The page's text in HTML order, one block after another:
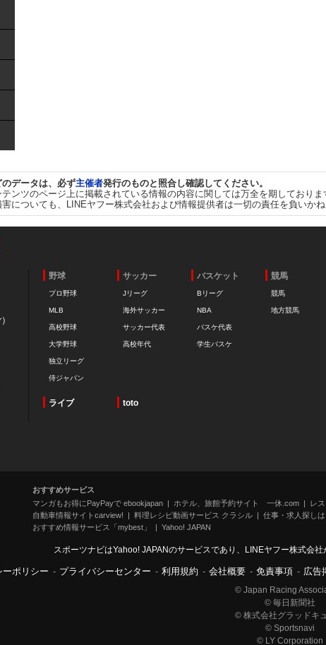
データは、必ず主催者発行のものと照合し確認してください。
ンツのページ上に掲載されている情報の内容に関しては万全を期しており
についても、LINEヤフー株式会社および情報提供者は一切の責任を負いかね
野球
プロ野球
MLB
高校野球
大学野球
独立リーグ
侍ジャパン
サッカー
Jリーグ
海外サッカー
サッカー代表
高校年代
バスケット
Bリーグ
NBA
バスケ代表
学生バスケ
競馬
競馬
地方競馬
ライブ toto
おすすめサービス
マンガもお得にPayPayで ebookjapan
ホテル、旅館予約サイト 一休.com
レ
自動車情報サイトcarview!
料理レシピ動画サービス クラシル 仕事・求人探し
おすすめ情報サービス「mybest」
Yahoo! JAPAN
スポーツナビはYahoo! JAPANのサービスであり、LINEヤフー株式会
ーポリシー - プライバシーセンター - 利用規約 - 会社概要 - 免責事項 - 広告
© Japan Racing
© 毎日新聞社
© 株式会社グラッドキ
© Sportsnavi
© LY Corporation